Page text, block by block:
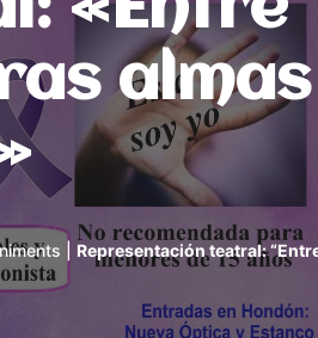
almas
Representación teatral: